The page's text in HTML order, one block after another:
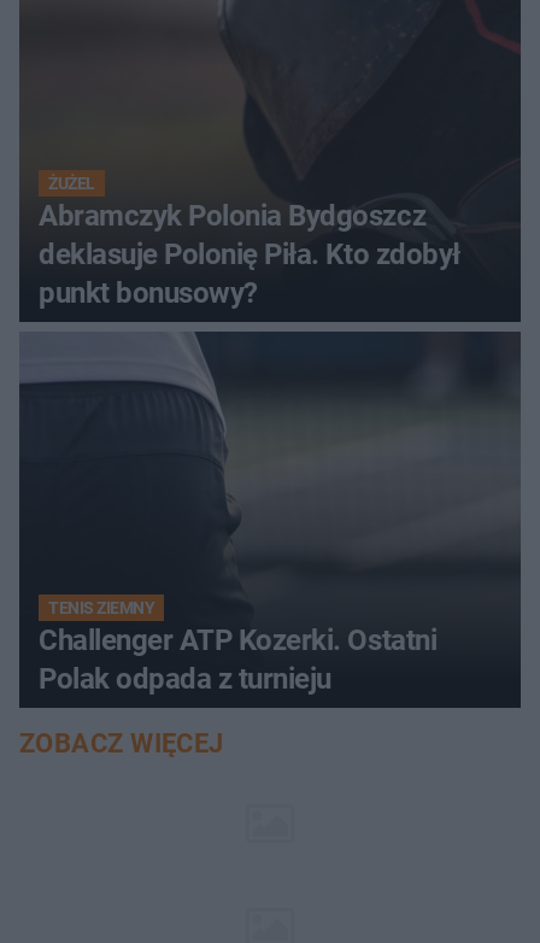
ŻUŻEL
Abramczyk Polonia Bydgoszcz
deklasuje Polonię Piła. Kto zdobył
punkt bonusowy?
TENIS ZIEMNY
Challenger ATP Kozerki. Ostatni
Polak odpada z turnieju
ZOBACZ WIĘCEJ